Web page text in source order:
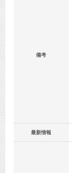
備考
最新情報